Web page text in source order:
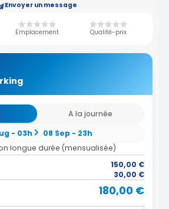
Envoyer un message
Emplacement Qualité-prix
A la journée
- 03h
08 Sep - 23h
longue durée (mensualisée)
150,00 €
30,00 €
180,00 €